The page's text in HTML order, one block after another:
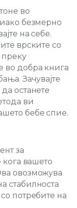
во
безмерно
на себе.
врските со
преку
во добра книга
Зачувајте
останете
ви
бебе спие.
за
кога вашето
овозможува
стабилноста
потребите на